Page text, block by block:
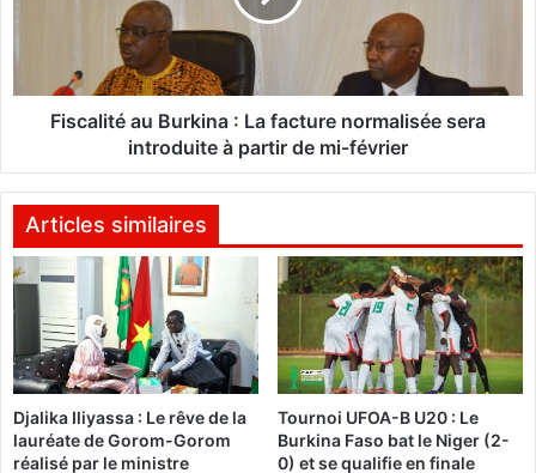
e
n
e
n
u
Y
N
A
T
E
t
é
B
u
k
i
a
:
L
a
f
Fiscalité au Burkina : La facture normalisée sera
introduite à partir de mi-février
Articles similaires
Djalika Iliyassa : Le rêve de la
lauréate de Gorom-Gorom
réalisé par le ministre
Tournoi UFOA-B U20 : Le
Burkina Faso bat le Niger (2-
0) et se qualifie en finale